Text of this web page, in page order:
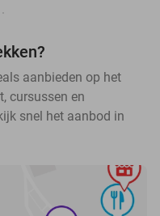
aanbieden op het
cursussen en
snel het aanbod in